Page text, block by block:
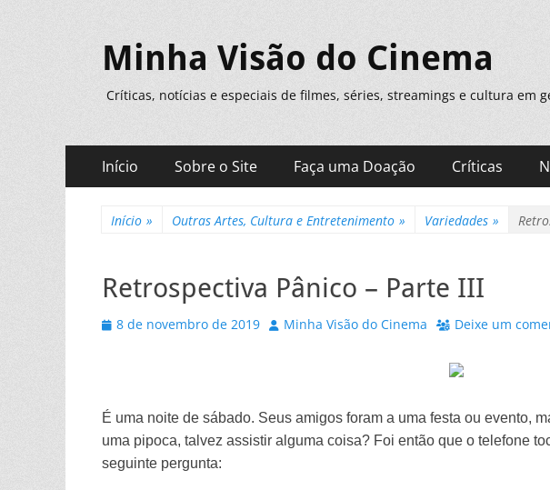
Minha Visão do Cinema
Críticas, notícias e especiais de filmes, séries, streamings e cultura em
Menu
principal
Pular
para
conteúdo
Início Sobre o Site Faça uma Doação Críticas
Início » Outras Artes, Cultura e Entretenimento » Variedades »
Retrospectiva Pânico – Parte III
Posted
8 de novembro de 2019 AutorMinha Visão do Cinema Deixe um
É uma noite de sábado. Seus amigos foram a uma festa ou evento,
uma pipoca, talvez assistir alguma coisa? Foi então que o telefone
seguinte pergunta: